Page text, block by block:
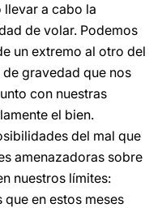
llevar a cabo la
de volar. Podemos
un extremo al otro del
gravedad que nos
con nuestras
el bien.
del mal que
amenazadoras sobre
nuestros límites:
en estos meses